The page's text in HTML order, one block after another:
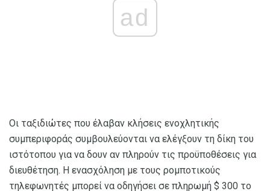
ad
Οι ταξιδιώτες που έλαβαν κλήσεις ενοχλητικής
συμπεριφοράς συμβουλεύονται να ελέγξουν τη δίκη του
ιστότοπου για να δουν αν πληρούν τις προϋποθέσεις για
διευθέτηση. Η ενασχόληση με τους ρομποτικούς
τηλεφωνητές μπορεί να οδηγήσει σε πληρωμή $ 300 το